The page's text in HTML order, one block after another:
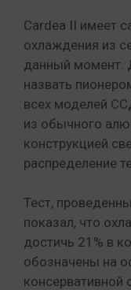
Cardea II имеет
охлаждения из
данный момент.
назвать
всех моделей
из обычного
конструкцией
распределение
Тест,
показал, что
достичь 21% в
обозначены на
консервативной